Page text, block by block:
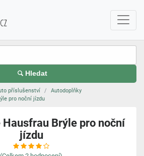
Hledat
příslušenství
Autodoplňky
pro noční jízdu
Hausfrau Brýle pro noční
jízdu